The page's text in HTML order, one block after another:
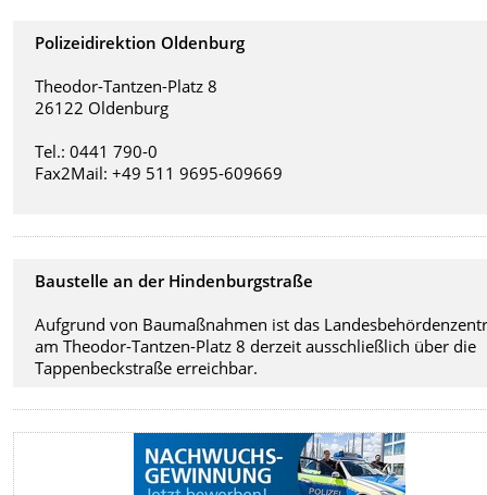
Polizeidirektion Oldenburg
Theodor-Tantzen-Platz 8
26122 Oldenburg
Tel.: 0441 790-0
Fax2Mail: +49 511 9695-609669
Baustelle an der Hindenburgstraße
Aufgrund von Baumaßnahmen ist das
am Theodor-Tantzen-Platz 8 derzeit ausschließlich über die
Tappenbeckstraße erreichbar.